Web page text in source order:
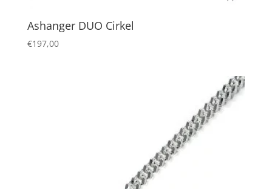
Ashanger DUO Cirkel
€197,00